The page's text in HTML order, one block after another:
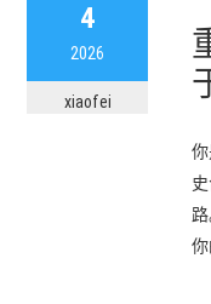
4
2026
xiaofei